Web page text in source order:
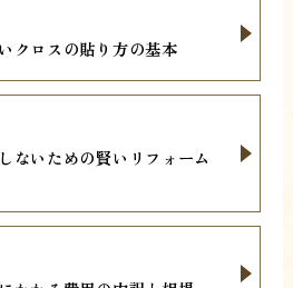
クロスの貼り方の基本
ないための賢いリフォーム